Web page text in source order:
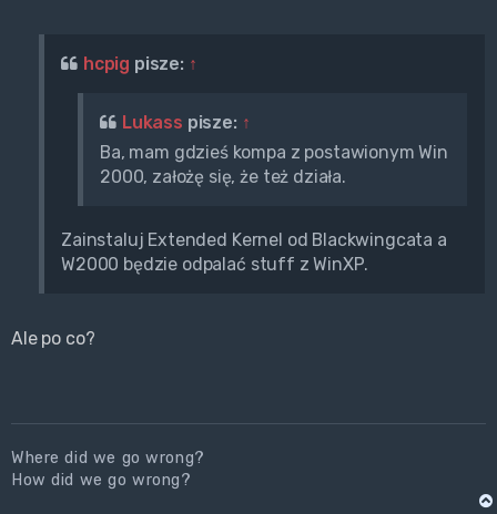
hcpig pisze: ↑
Lukass pisze: ↑
Ba, mam gdzieś kompa z postawionym Win
2000, założę się, że też działa.
Zainstaluj Extended Kernel od Blackwingcata a
W2000 będzie odpalać stuff z WinXP.
Ale po co?
Where did we go wrong?
How did we go wrong?